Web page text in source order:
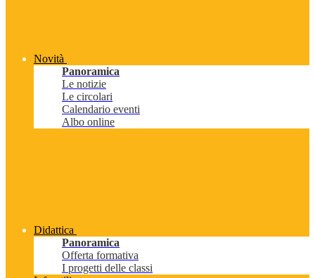
Novità
Panoramica
Le notizie
Le circolari
Calendario eventi
Albo online
Didattica
Panoramica
Offerta formativa
I progetti delle classi